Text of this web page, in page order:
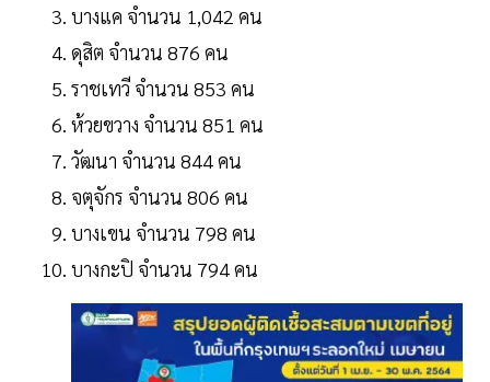
บางแค จำนวน 1,042 คน
ดุสิต จำนวน 876 คน
ราชเทวี จำนวน 853 คน
ห้วยขวาง จำนวน 851 คน
วัฒนา จำนวน 844 คน
จตุจักร จำนวน 806 คน
บางเขน จำนวน 798 คน
บางกะปิ จำนวน 794 คน